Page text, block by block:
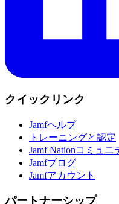
クイックリンク
Jamfヘルプ
トレーニングと認定
Jamf Nationコミュニ
Jamfブログ
Jamfアカウント
パートナーシップ